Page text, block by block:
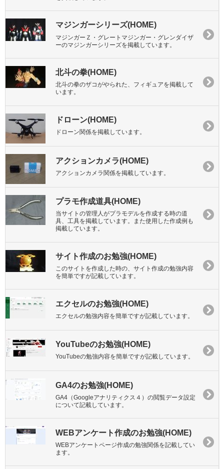
マジンガーシリーズ(HOME)
マジンガーＺ・グレートマジンガー・グレンダイザ
ーのマジンガーシリーズを掲載しています。
北斗の拳(HOME)
北斗の拳のザコがやられた、フィギュアを掲載して
います。
ドローン(HOME)
ドローン関係を掲載しています。
アクションカメラ(HOME)
アクションカメラ関係を掲載しています。
プラモ作成道具(HOME)
当サイトの管理人がプラモデルを作成する時の道
具、工具を掲載しています。また使用した作成例も
掲載しています。
サイト作成のお勉強(HOME)
このサイトを作成した時の、サイト作成の勉強内容
を簡単ですが記載しています。
エクセルのお勉強(HOME)
エクセルの勉強内容を簡単ですが記載しています。
YouTubeのお勉強(HOME)
YouTubeの勉強内容を簡単ですが記載しています。
GA4のお勉強(HOME)
GA4（Googleアナリティクス４）の閲覧データ設定
について記載しています。
WEBアンケート作成のお勉強(HOME)
WEBアンケートページ作成の勉強関係を記載してい
ます。